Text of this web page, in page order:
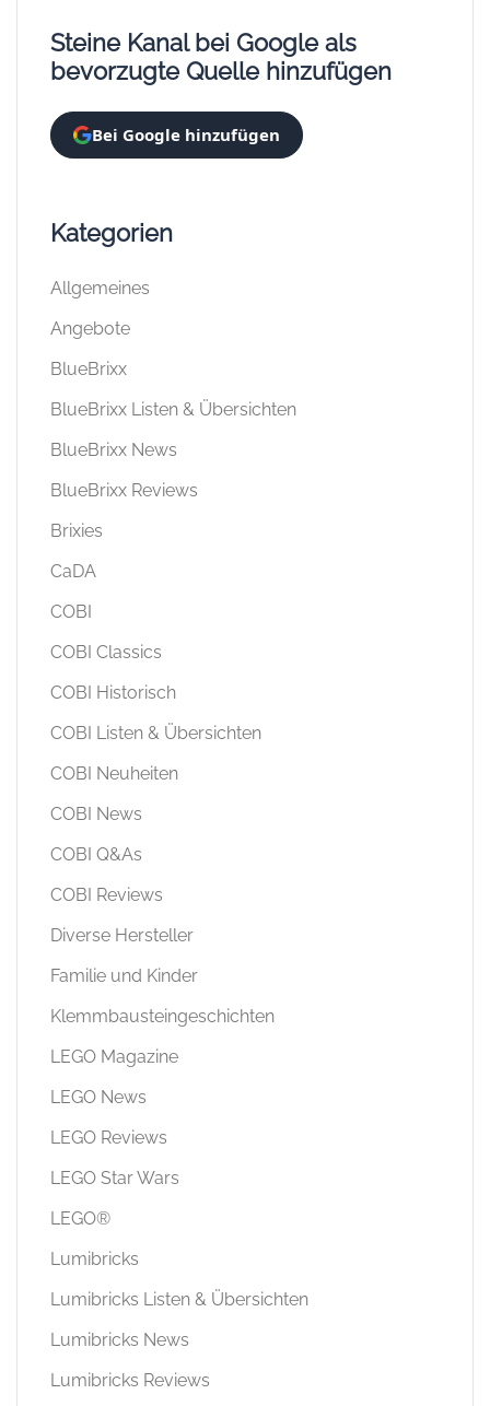
Steine Kanal bei Google als
bevorzugte Quelle hinzufügen
Bei Google hinzufügen
Kategorien
Allgemeines
Angebote
BlueBrixx
BlueBrixx Listen & Übersichten
BlueBrixx News
BlueBrixx Reviews
Brixies
CaDA
COBI
COBI Classics
COBI Historisch
COBI Listen & Übersichten
COBI Neuheiten
COBI News
COBI Q&As
COBI Reviews
Diverse Hersteller
Familie und Kinder
Klemmbausteingeschichten
LEGO Magazine
LEGO News
LEGO Reviews
LEGO Star Wars
LEGO®
Lumibricks
Lumibricks Listen & Übersichten
Lumibricks News
Lumibricks Reviews